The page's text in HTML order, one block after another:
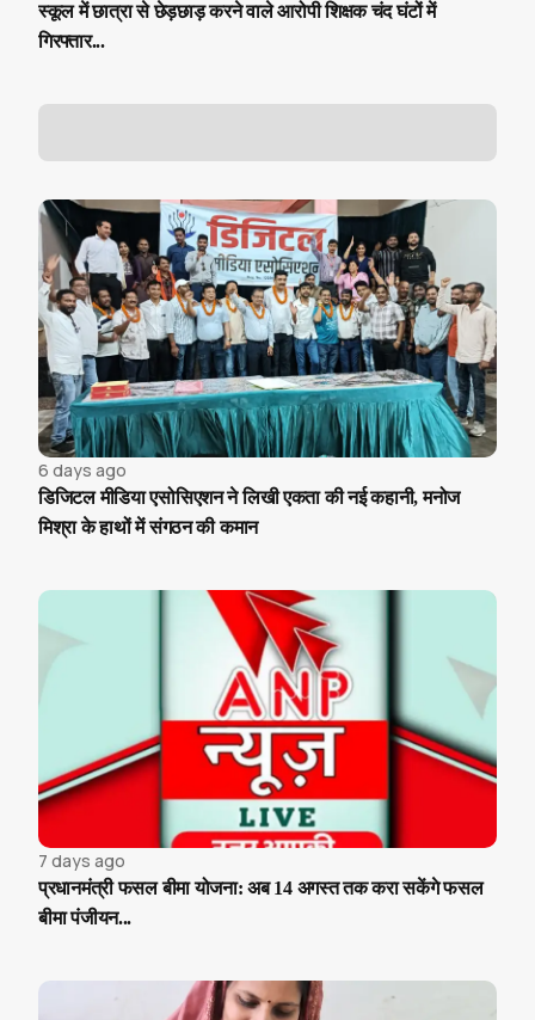
स्कूल में छात्रा से छेड़छाड़ करने वाले आरोपी शिक्षक चंद घंटों में
गिरफ्तार...
6 days ago
डिजिटल मीडिया एसोसिएशन ने लिखी एकता की नई कहानी, मनोज
मिश्रा के हाथों में संगठन की कमान
7 days ago
प्रधानमंत्री फसल बीमा योजना: अब 14 अगस्त तक करा सकेंगे फसल
बीमा पंजीयन...